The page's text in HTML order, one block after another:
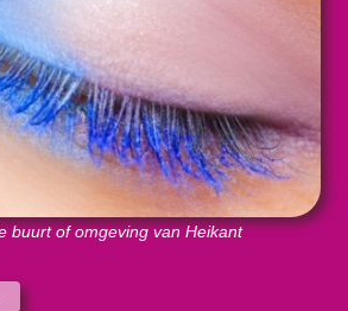
buurt of omgeving van Heikant